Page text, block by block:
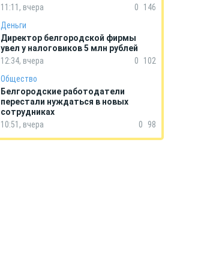
11:11, вчера
0
146
Деньги
Директор белгородской фирмы
увел у налоговиков 5 млн рублей
12:34, вчера
0
102
Общество
Белгородские работодатели
перестали нуждаться в новых
сотрудниках
10:51, вчера
0 98